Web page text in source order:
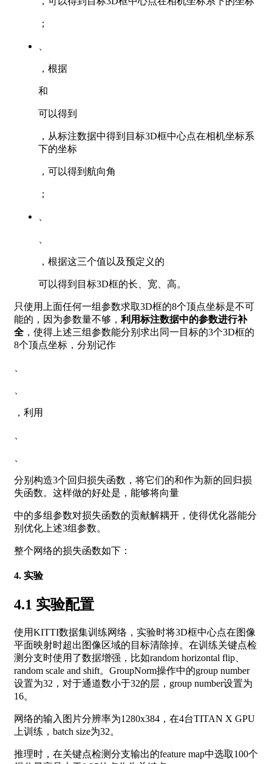
；
、
，根据
和
可以得到
，从标注数据中得到目标3D框中心点在相机坐标系
下的坐标
，可以得到航向角
；
、
、
，根据这三个值以及预定义的
可以得到目标3D框的长、宽、高。
只使用上面任何一组参数求取3D框的8个顶点坐标是不可
能的，因为参数量不够， 利用标注数据中的参数进行补
全 ，使得上述三组参数能分别求出同一目标的3个3D框的
8个顶点坐标，分别记作
、
、
，利用
、
、
分别构造3个回归损失函数，将它们的和作为新的回归损
失函数。这样做的好处是，能够将向量
中的多组参数对损失函数的贡献解耦开，使得优化器能分
别优化上述3组参数。
整个网络的损失函数如下：
4. 实验
4.1 实验配置
使用KITTI数据集训练网络，实验时将3D框中心点在图像
平面映射时超出图像区域的目标清除掉。在训练关键点检
测分支时使用了数据增强，比如random horizontal flip、
random scale and shift。GroupNorm操作中的group number
设置为32，对于通道数小于32的层，group number设置为
16。
网络的输入图片分辨率为1280x384，在4台TITAN X GPU
上训练，batch size为32。
推理时，在关键点检测分支输出的feature map中选取100个